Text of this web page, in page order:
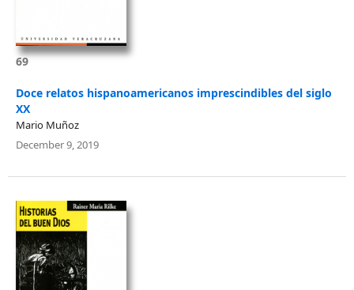
69
Doce relatos hispanoamericanos imprescindibles del siglo
XX
Mario Muñoz
December 9, 2019